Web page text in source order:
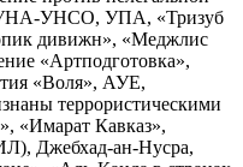
УНА-УНСО, УПА, «Тризуб
дивижн», «Меджлис
«Артподготовка»,
«Воля», АУЕ,
террористическими
«Имарат Кавказ»,
Джебхад-ан-Нусра,